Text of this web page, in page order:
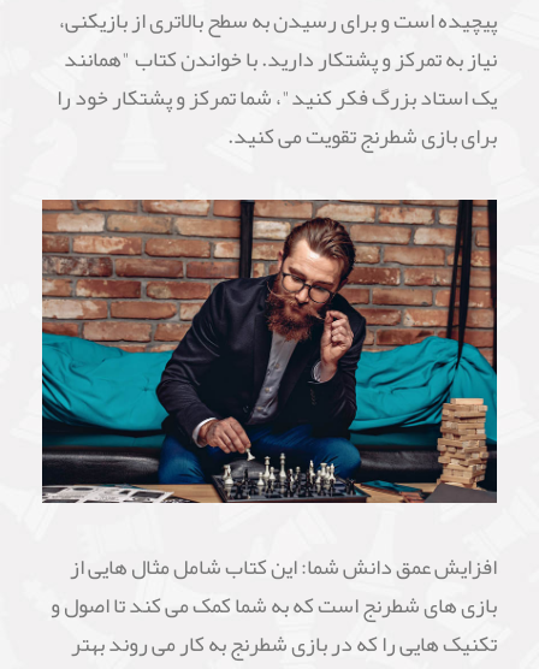
پیچیده است و برای رسیدن به سطح بالاتری از بازیکنی،
نیاز به تمرکز و پشتکار دارید. با خواندن کتاب "همانند
یک استاد بزرگ فکر کنید"، شما تمرکز و پشتکار خود را
برای بازی شطرنج تقویت می کنید.
افزایش عمق دانش شما: این کتاب شامل مثال هایی از
بازی های شطرنج است که به شما کمک می کند تا اصول و
تکنیک هایی را که در بازی شطرنج به کار می روند بهتر